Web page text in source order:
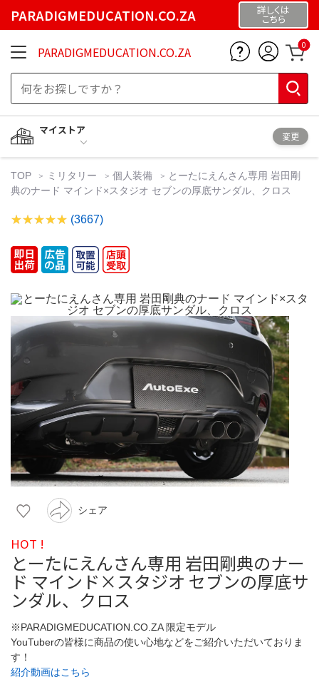
PARADIGMEDUCATION.CO.ZA 詳しくは
こちら
PARADIGMEDUCATION.CO.ZA 0
マイストア
変更
TOP ミリタリー 個人装備
とーたにえんさん専用 岩田剛
典のナード マインド×スタジオ セブンの厚底サンダル、クロス
(3667)
シェア
HOT !
とーたにえんさん専用 岩田剛典のナー
ド マインド×スタジオ セブンの厚底サ
ンダル、クロス
※PARADIGMEDUCATION.CO.ZA 限定モデル
YouTuberの皆様に商品の使い心地などをご紹介いただいておりま
す！
紹介動画はこちら